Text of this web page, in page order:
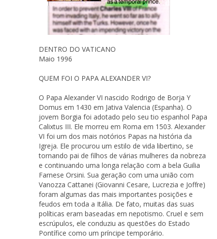
DENTRO DO VATICANO
Maio 1996
QUEM FOI O PAPA ALEXANDER VI?
O Papa Alexander VI nascido Rodrigo de Borja Y
Domus em 1430 em Jativa Valencia (Espanha). O
jovem Borgia foi adotado pelo seu tio espanhol Papa
Calixtus III. Ele morreu em Roma em 1503. Alexander
VI foi um dos mais notórios Papas na história da
Igreja. Ele procurou um estilo de vida libertino, se
tornando pai de filhos de várias mulheres da nobreza
e continuando uma longa relação com a bela Guilia
Farnese Orsini. Sua geração com uma união com
Vanozza Cattanei (Giovanni Cesare, Lucrezia e Joffre)
foram algumas das mais importantes posições e
feudos em toda a Itália. De fato, muitas das suas
políticas eram baseadas em nepotismo. Cruel e sem
escrúpulos, ele conduziu as questões do Estado
Pontífice como um príncipe temporário.